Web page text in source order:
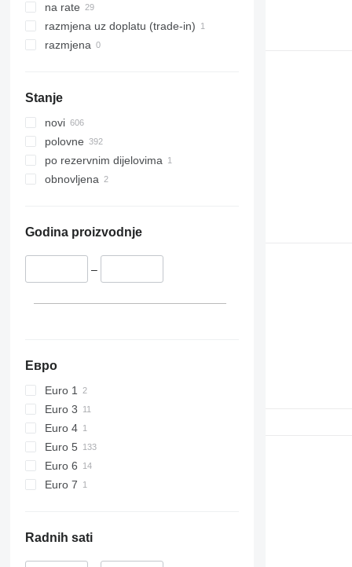
na rate
razmjena uz doplatu (trade-in)
razmjena
Stanje
novi
polovne
po rezervnim dijelovima
obnovljena
Godina proizvodnje
–
Евро
Euro 1
Euro 3
Euro 4
Euro 5
Euro 6
Euro 7
Radnih sati